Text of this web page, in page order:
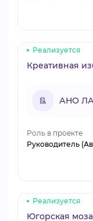
Реализуется
Креативная
АНО
Роль в проекте
Руководитель
Реализуется
Югорская